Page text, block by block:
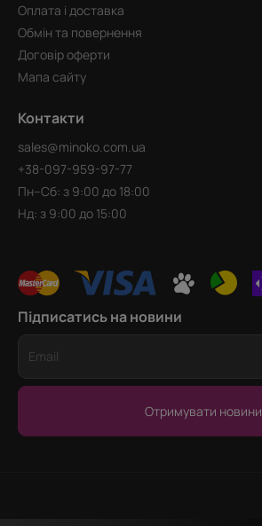
Оплата і доставка
Обмін та повернення
Договір оферти
Мапа сайту
Контакти
sales@minoko.com.ua
+38-097-959-97-77
Пн–Сб: з 9:00 до 18:00
Нд: з 9:00 до 15:00
Підписатись на новини
Отримувати новини